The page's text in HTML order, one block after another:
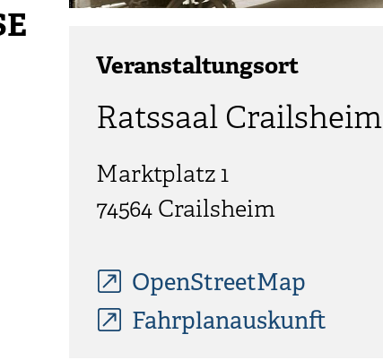
Veranstaltungsort
Ratssaal Crailsheim
Marktplatz 1
74564 Crailsheim
OpenStreetMap
Fahrplanauskunft